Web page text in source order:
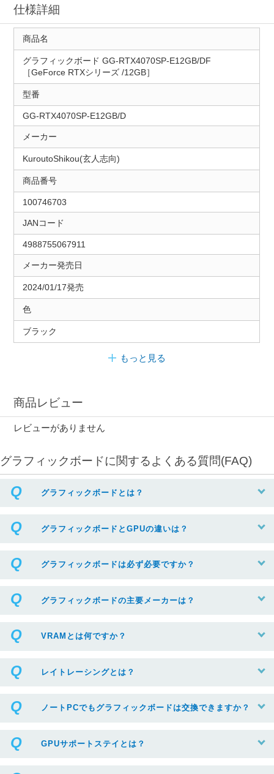
仕様詳細
商品名
グラフィックボード GG-RTX4070SP-E12GB/DF
［GeForce RTXシリーズ /12GB］
型番
GG-RTX4070SP-E12GB/D
メーカー
KuroutoShikou(玄人志向)
商品番号
100746703
JANコード
4988755067911
メーカー発売日
2024/01/17発売
色
ブラック
もっと見る
商品レビュー
レビューがありません
グラフィックボードに関するよくある質問(FAQ)
グラフィックボードとは？
グラフィックボードとGPUの違いは？
グラフィックボードは必ず必要ですか？
グラフィックボードの主要メーカーは？
VRAMとは何ですか？
レイトレーシングとは？
ノートPCでもグラフィックボードは交換できますか？
GPUサポートステイとは？